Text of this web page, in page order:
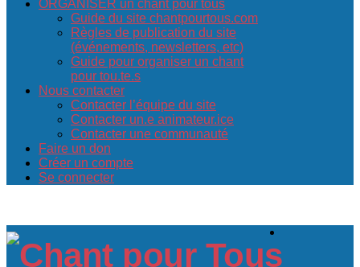
ORGANISER un chant pour tous
Guide du site chantpourtous.com
Règles de publication du site
(événements, newsletters, etc)
Guide pour organiser un chant
pour tou.te.s
Nous contacter
Contacter l’équipe du site
Contacter un.e animateur.ice
Contacter une communauté
Faire un don
Créer un compte
Se connecter